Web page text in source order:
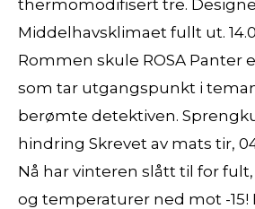
thermomodifisert tre.
Middelhavsklimaet fullt ut.
Rommen skule ROSA Panter
som tar utgangspunkt i
berømte detektiven.
hindring Skrevet av mats tir,
Nå har vinteren slått til for
og temperaturer ned mot -